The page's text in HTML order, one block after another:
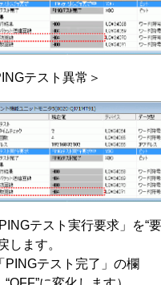
テスト異常＞
テスト実行要求」を“
します。
PINGテスト完了」の欄